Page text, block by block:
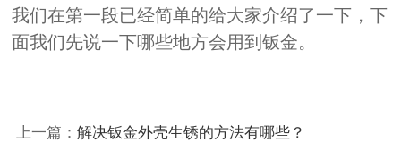
我们在第一段已经简单的给大家介绍了一下，下
面我们先说一下哪些地方会用到钣金。
上一篇： 解决钣金外壳生锈的方法有哪些？